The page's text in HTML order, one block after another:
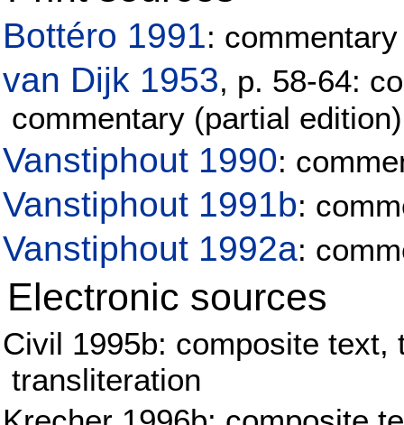
Bottéro 1991: commentary
van Dijk 1953, p. 58-64:
commentary (partial edition)
Vanstiphout 1990:
Vanstiphout 1991b:
Vanstiphout 1992a:
Electronic sources
Civil 1995b: composite text,
transliteration